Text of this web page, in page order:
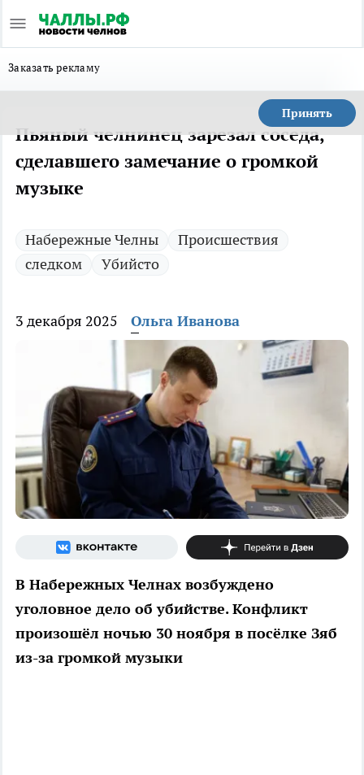
Заказать рекламу
Принять
Пьяный челнинец зарезал соседа,
сделавшего замечание о громкой
музыке
Набережные Челны
Происшествия
следком
Убийсто
3 декабря 2025 Ольга Иванова
В Набережных Челнах возбуждено
уголовное дело об убийстве. Конфликт
произошёл ночью 30 ноября в посёлке Зяб
из-за громкой музыки